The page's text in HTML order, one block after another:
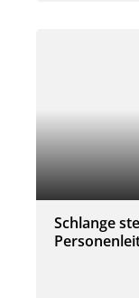
Schlange